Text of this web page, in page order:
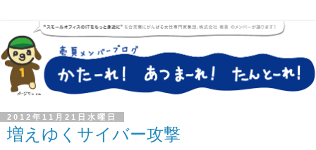
2012年11月21日水曜日
増えゆくサイバー攻撃